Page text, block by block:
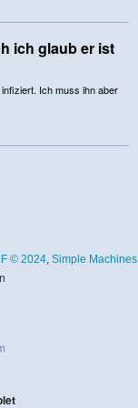
ich glaub er ist
Ich muss ihn aber
© 2024, Simple Machines